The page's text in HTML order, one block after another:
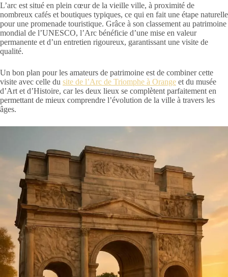
L’arc est situé en plein cœur de la vieille ville, à proximité de
nombreux cafés et boutiques typiques, ce qui en fait une étape naturelle
pour une promenade touristique. Grâce à son classement au patrimoine
mondial de l’UNESCO, l’Arc bénéficie d’une mise en valeur
permanente et d’un entretien rigoureux, garantissant une visite de
qualité.
Un bon plan pour les amateurs de patrimoine est de combiner cette
visite avec celle du site de l’Arc de Triomphe à Orange et du musée
d’Art et d’Histoire, car les deux lieux se complètent parfaitement en
permettant de mieux comprendre l’évolution de la ville à travers les
âges.